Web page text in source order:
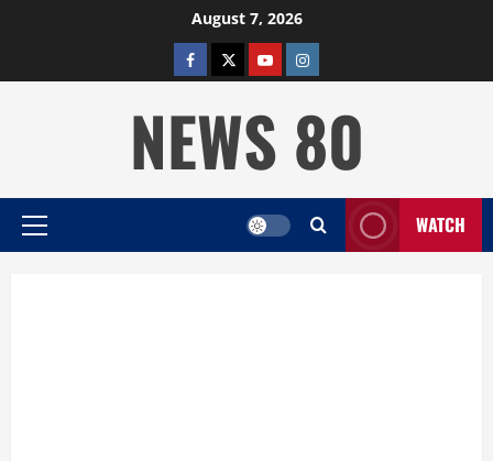
August 7, 2026
facebooktwitterYOUTUBE
instagram
NEWS 80
Primary
WATCH